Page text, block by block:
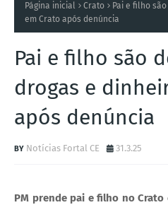
Página inicial Crato
Pai e filho
em Crato após denúncia
Pai e filho são
drogas e
após denúncia
Notícias Fortal CE 31.3.25
PM prende pai e filho no Crato